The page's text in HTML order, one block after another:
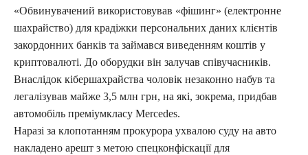
«Обвинувачений використовував «фішинг» (електронне
шахрайство) для крадіжки персональних даних клієнтів
закордонних банків та займався виведенням коштів у
криптовалюті. До оборудки він залучав співучасників.
Внаслідок кібершахрайства чоловік незаконно набув та
легалізував майже 3,5 млн грн, на які, зокрема, придбав
автомобіль преміумкласу Мercedes.
Наразі за клопотанням прокурора ухвалою суду на авто
накладено арешт з метою спецконфіскації для